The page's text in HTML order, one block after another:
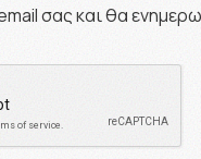
σας και θα